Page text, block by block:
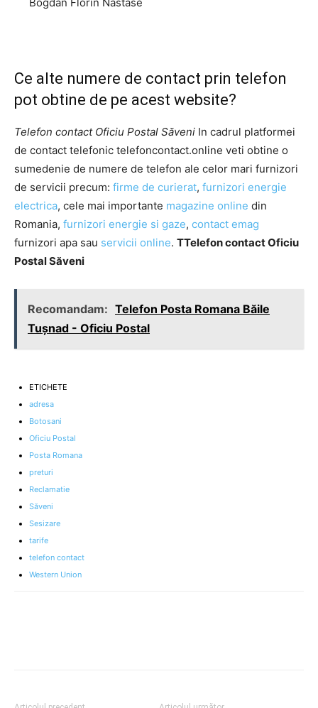
Ce alte numere de contact prin telefon
pot obtine de pe acest website?
Telefon contact Oficiu Postal Săveni In cadrul platformei
de contact telefonic telefoncontact.online veti obtine o
sumedenie de numere de telefon ale celor mari furnizori
de servicii precum: firme de curierat, furnizori energie
electrica, cele mai importante magazine online din
Romania, furnizori energie si gaze, contact emag
furnizori apa sau servicii online. TTelefon contact Oficiu
Postal Săveni
Recomandam: Telefon Posta Romana Băile
Tuşnad - Oficiu Postal
ETICHETE
adresa
Botosani
Oficiu Postal
Posta Romana
preturi
Reclamatie
Săveni
Sesizare
tarife
telefon contact
Western Union